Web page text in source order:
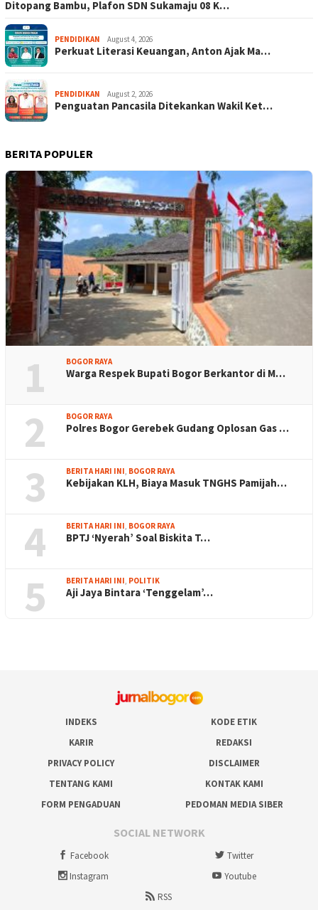
Ditopang Bambu, Plafon SDN Sukamaju 08 K…
PENDIDIKAN August 4, 2026
Perkuat Literasi Keuangan, Anton Ajak Ma…
PENDIDIKAN August 2, 2026
Penguatan Pancasila Ditekankan Wakil Ket…
BERITA POPULER
1 BOGOR RAYA
Warga Respek Bupati Bogor Berkantor di M…
2 BOGOR RAYA
Polres Bogor Gerebek Gudang Oplosan Gas …
3 BERITA HARI INI, BOGOR RAYA
Kebijakan KLH, Biaya Masuk TNGHS Pamijah…
4 BERITA HARI INI, BOGOR RAYA
BPTJ ‘Nyerah’ Soal Biskita T…
5 BERITA HARI INI, POLITIK
Aji Jaya Bintara ‘Tenggelam’…
INDEKS
KODE ETIK
KARIR
REDAKSI
PRIVACY POLICY
DISCLAIMER
TENTANG KAMI
KONTAK KAMI
FORM PENGADUAN
PEDOMAN MEDIA SIBER
SOCIAL NETWORK
Facebook
Twitter
Instagram
Youtube
RSS